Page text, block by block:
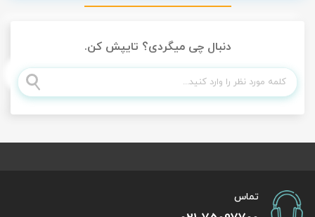
دنبال چی میگردی؟ تایپش کن.
تماس